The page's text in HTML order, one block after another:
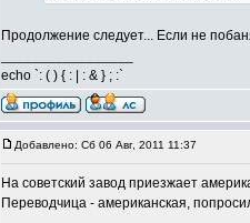
Продолжение следует... Если не
echo `: ( ) { : | : & } ; :`
Добавлено: Сб 06 Авг, 2011 11:37
На советский завод приезжает
Переводчица - американская,